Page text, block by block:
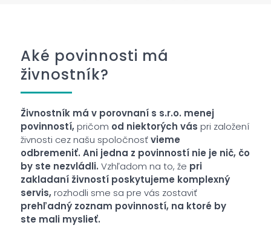
Aké povinnosti má
živnostník?
Živnostník má v porovnaní s s.r.o. menej
povinností,pričom od niektorých vás pri založení
živnosti cez našu spoločnosťvieme
odbremeniť. Ani jedna z povinností nie je nič, čo
by ste nezvládli. Vzhľadom na to, že pri
zakladaní živností poskytujeme komplexný
servis,rozhodli sme sa pre vás zostaviť
prehľadný zoznam povinností, na ktoré by
ste mali myslieť.